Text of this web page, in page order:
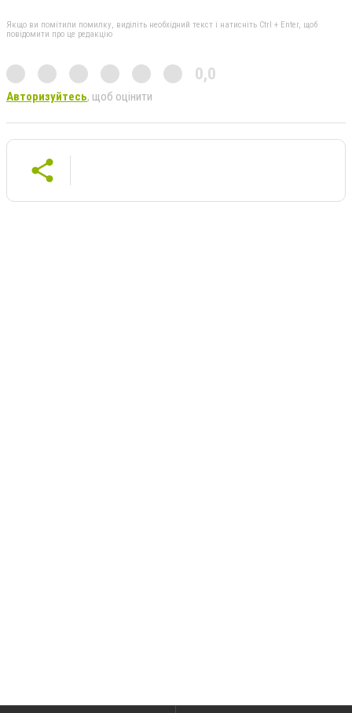
Якщо ви помітили помилку, виділіть необхідний текст і натисніть Ctrl + Enter, щоб
повідомити про це редакцію
0,0
Авторизуйтесь, щоб оцінити